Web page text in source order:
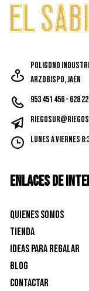
Poligono
Arzobispo, Jaén
953 451 456 - 628
Lunes a Viernes
ENLACES DE
Quienes Somos
Tienda
Ideas para Regalar
Blog
Contactar